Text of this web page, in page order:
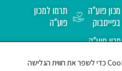
מכון פוע"ה
בפייסבוק
מכון פוע"ה
תרמו למכון
פוע"ה
אנו משתמשים בקובצי Cookie כדי לשפר את חווית הגלישה